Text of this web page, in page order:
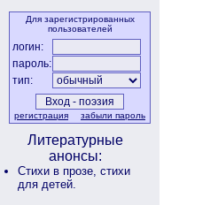
Для зарегистрированных
пользователей
логин:
пароль:
тип:
регистрация забыли пароль
Литературные
анонсы:
Стихи в прозе, стихи
для детей.